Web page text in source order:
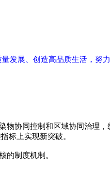
发展、创造高品质生活，努
物协同控制和区域协同治理
标上实现新突破。
的制度机制。